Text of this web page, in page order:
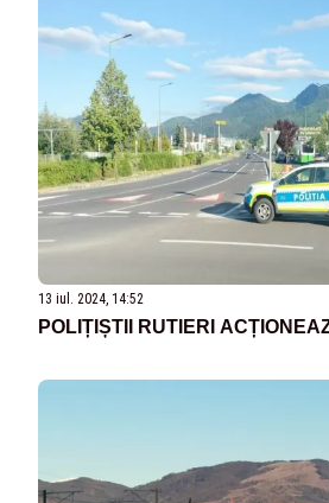
13 iul. 2024, 14:52
POLIȚIȘTII RUTIERI